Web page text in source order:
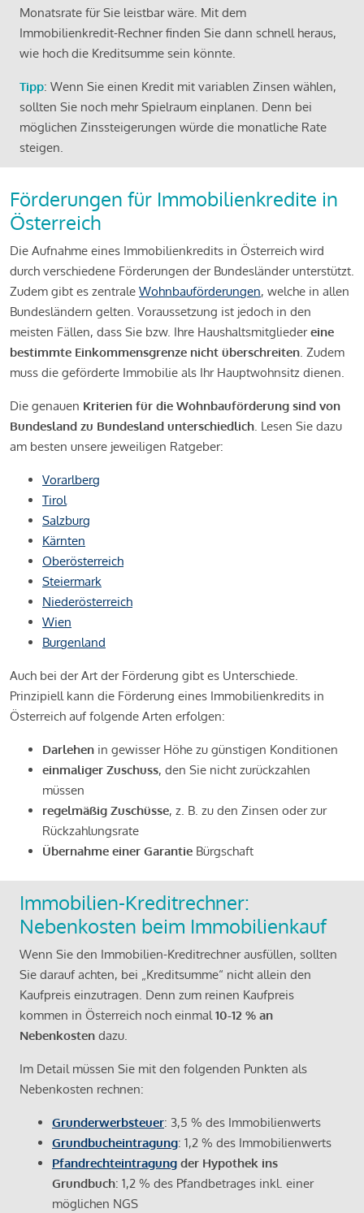
Monatsrate für Sie leistbar wäre. Mit dem
Immobilienkredit-Rechner finden Sie dann schnell heraus,
wie hoch die Kreditsumme sein könnte.
Tipp: Wenn Sie einen Kredit mit variablen Zinsen wählen,
sollten Sie noch mehr Spielraum einplanen. Denn bei
möglichen Zinssteigerungen würde die monatliche Rate
steigen.
Förderungen für Immobilienkredite in
Österreich
Die Aufnahme eines Immobilienkredits in Österreich wird
durch verschiedene Förderungen der Bundesländer unterstützt.
Zudem gibt es zentrale Wohnbauförderungen, welche in allen
Bundesländern gelten. Voraussetzung ist jedoch in den
meisten Fällen, dass Sie bzw. Ihre Haushaltsmitgliedereine
bestimmte Einkommensgrenze nicht überschreiten. Zudem
muss die geförderte Immobilie als Ihr Hauptwohnsitz dienen.
Die genauen Kriterien für die Wohnbauförderung sind von
Bundesland zu Bundesland unterschiedlich. Lesen Sie dazu
am besten unsere jeweiligen Ratgeber:
Vorarlberg
Tirol
Salzburg
Kärnten
Oberösterreich
Steiermark
Niederösterreich
Wien
Burgenland
Auch bei der Art der Förderung gibt es Unterschiede.
Prinzipiell kann die Förderung eines Immobilienkredits in
Österreich auf folgende Arten erfolgen:
Darlehen in gewisser Höhe zu günstigen Konditionen
einmaliger Zuschuss, den Sie nicht zurückzahlen
müssen
regelmäßig Zuschüsse, z. B. zu den Zinsen oder zur
Rückzahlungsrate
Übernahme einer Garantie Bürgschaft
Immobilien-Kreditrechner:
Nebenkosten beim Immobilienkauf
Wenn Sie den Immobilien-Kreditrechner ausfüllen, sollten
Sie darauf achten, bei „Kreditsumme“ nicht allein den
Kaufpreis einzutragen. Denn zum reinen Kaufpreis
kommen in Österreich noch einmal10-12 % an
Nebenkosten dazu.
Im Detail müssen Sie mit den folgenden Punkten als
Nebenkosten rechnen:
Grunderwerbsteuer: 3,5 % des Immobilienwerts
Grundbucheintragung: 1,2 % des Immobilienwerts
Pfandrechteintragung der Hypothek ins
Grundbuch: 1,2 % des Pfandbetrages inkl. einer
möglichen NGS